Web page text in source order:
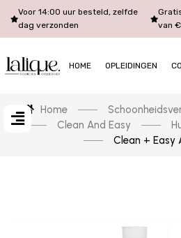
Voor 14:00 uur besteld, zelfde
dag verzonden
van
HOME OPLEIDINGEN
Home
Clean And Easy
Clean + Easy